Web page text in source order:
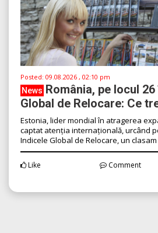
Posted: 09.08.2026 , 02:10 pm
News România, pe locul
Global de Relocare: Ce
Estonia, lider mondial în atragerea
captat atenția internațională, urcând
Indicele Global de Relocare, un clasam
Like Comment